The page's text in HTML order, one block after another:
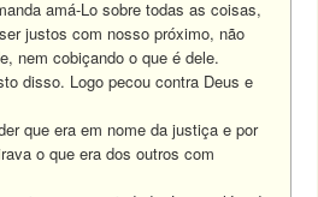
amá-Lo sobre todas as coisas,
justos com nosso próximo, não
nem cobiçando o que é dele.
disso. Logo pecou contra Deus e
que era em nome da justiça e por
o que era dos outros com